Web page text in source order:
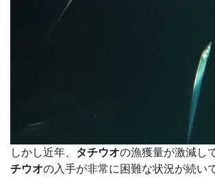
しかし近年、 タチウオの漁獲量が激減し
チウオの入手が非常に困難な状況が続い